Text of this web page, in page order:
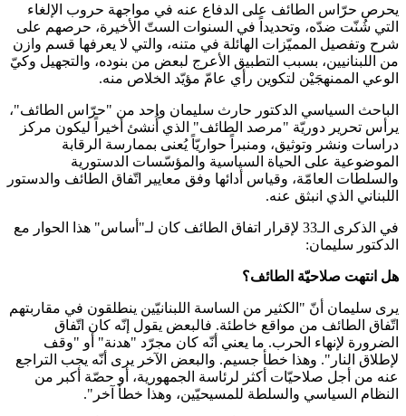
يحرص حرّاس الطائف على الدفاع عنه في مواجهة حروب الإلغاء
التي شُنّت ضدّه، وتحديداً في السنوات الستّ الأخيرة، حرصهم على
شرح وتفصيل المميّزات الهائلة في متنه، والتي لا يعرفها قسم وازن
من اللبنانيين، بسبب التطبيق الأعرج لبعض من بنوده، والتجهيل وكيّ
الوعي الممنهجَيْن لتكوين رأي عامّ مؤيّد الخلاص منه.
الباحث السياسي الدكتور حارث سليمان واحد من "حرّاس الطائف"،
يرأس تحرير دوريّة "مرصد الطائف" الذي أُنشئ أخيراً ليكون مركز
دراسات ونشر وتوثيق، ومنبراً حواريّاً يُعنى بممارسة الرقابة
الموضوعية على الحياة السياسية والمؤسّسات الدستورية
والسلطات العامّة، وقياس أدائها وفق معايير اتّفاق الطائف والدستور
اللبناني الذي انبثق عنه.
في الذكرى الـ33 لإقرار اتفاق الطائف كان لـ"أساس" هذا الحوار مع
الدكتور سليمان:
هل انتهت صلاحيّة الطائف؟
يرى سليمان أنّ "الكثير من الساسة اللبنانيّين ينطلقون في مقاربتهم
اتّفاق الطائف من مواقع خاطئة. فالبعض يقول إنّه كان اتّفاق
الضرورة لإنهاء الحرب. ما يعني أنّه كان مجرّد "هدنة" أو "وقف
لإطلاق النار". وهذا خطأ جسيم. والبعض الآخر يرى أنّه يجب التراجع
عنه من أجل صلاحيّات أكثر لرئاسة الجمهورية، أو حصّة أكبر من
النظام السياسي والسلطة للمسيحيّين، وهذا خطأ آخر".